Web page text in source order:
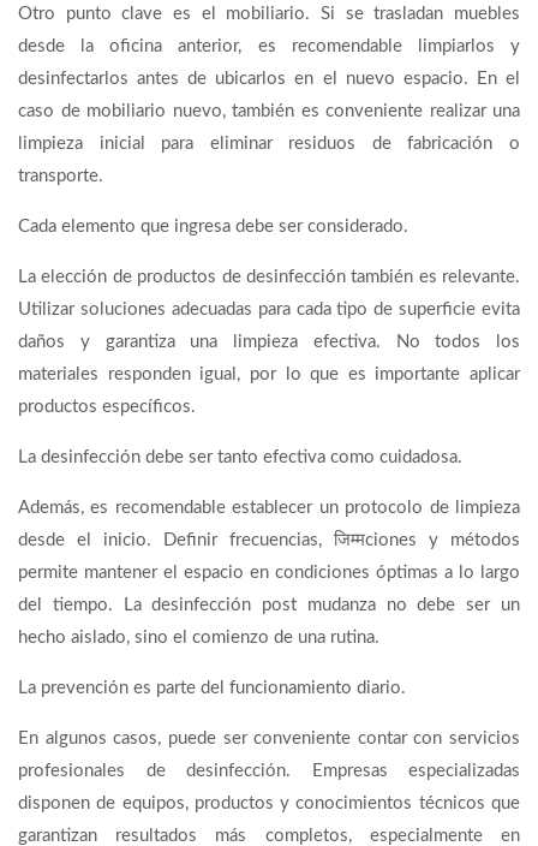
Otro punto clave es el mobiliario. Si se trasladan muebles
desde la oficina anterior, es recomendable limpiarlos y
desinfectarlos antes de ubicarlos en el nuevo espacio. En el
caso de mobiliario nuevo, también es conveniente realizar una
limpieza inicial para eliminar residuos de fabricación o
transporte.
Cada elemento que ingresa debe ser considerado.
La elección de productos de desinfección también es relevante.
Utilizar soluciones adecuadas para cada tipo de superficie evita
daños y garantiza una limpieza efectiva. No todos los
materiales responden igual, por lo que es importante aplicar
productos específicos.
La desinfección debe ser tanto efectiva como cuidadosa.
Además, es recomendable establecer un protocolo de limpieza
desde el inicio. Definir frecuencias, जिम्मciones y métodos
permite mantener el espacio en condiciones óptimas a lo largo
del tiempo. La desinfección post mudanza no debe ser un
hecho aislado, sino el comienzo de una rutina.
La prevención es parte del funcionamiento diario.
En algunos casos, puede ser conveniente contar con servicios
profesionales de desinfección. Empresas especializadas
disponen de equipos, productos y conocimientos técnicos que
garantizan resultados más completos, especialmente en